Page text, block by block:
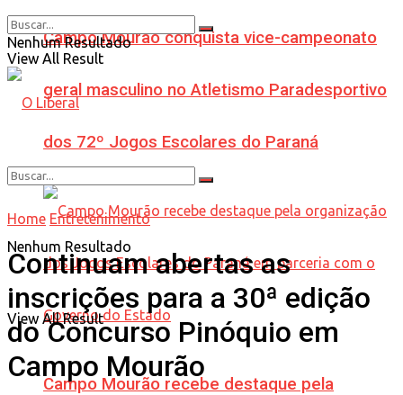
Campo Mourão conquista vice-campeonato
geral masculino no Atletismo Paradesportivo
dos 72º Jogos Escolares do Paraná
Campo Mourão recebe destaque pela
Nenhum Resultado
View All Result
Nenhum Resultado
View All Result
Home Entretenimento
Continuam abertas as
inscrições para a 30ª edição
do Concurso Pinóquio em
Campo Mourão